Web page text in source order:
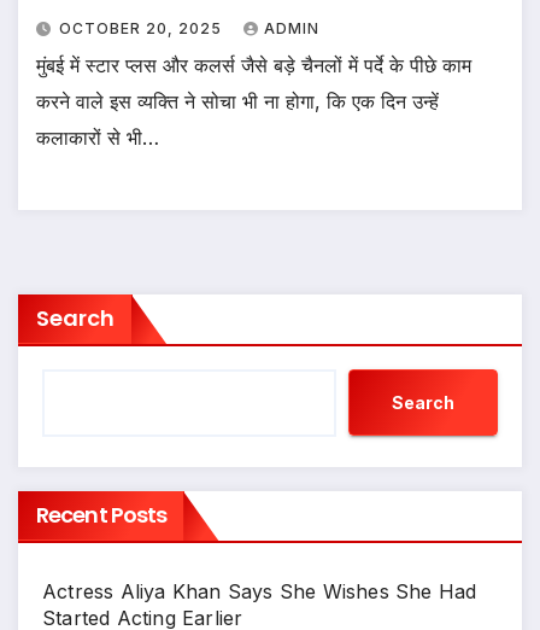
OCTOBER 20, 2025 ADMIN
मुंबई में स्टार प्लस और कलर्स जैसे बड़े चैनलों में पर्दे के पीछे काम
करने वाले इस व्यक्ति ने सोचा भी ना होगा, कि एक दिन उन्हें
कलाकारों से भी…
Search
Search
Recent Posts
Actress Aliya Khan Says She Wishes She Had
Started Acting Earlier